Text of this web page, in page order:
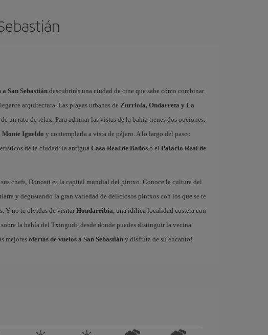
San Sebastiándescubrirás una ciudad de cine que sabe cómo combinar
arquitectura. Las playas urbanas de Zurriola, Ondarreta y La
un rato de relax. Para admirar las vistas de la bahía tienes dos opciones:
Monte Igueldo y contemplarla a vista de pájaro. A lo largo del paseo
de la ciudad: la antigua Casa Real de Bañoso el Palacio Real de
chefs, Donosti es la capital mundial del pintxo. Conoce la cultura del
y degustando la gran variedad de deliciosos pintxos con los que se te
Y no te olvidas de visitar Hondarribia, una idílica localidad costera con
la bahía del Txingudi, desde donde puedes distinguir la vecina
mejores ofertas de vuelos a San Sebastiány disfruta de su encanto!